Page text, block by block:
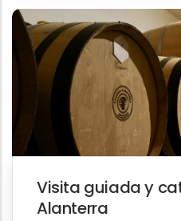
Visita guiada y
Alanterra